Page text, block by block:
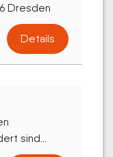
Dresden
Details
sind...